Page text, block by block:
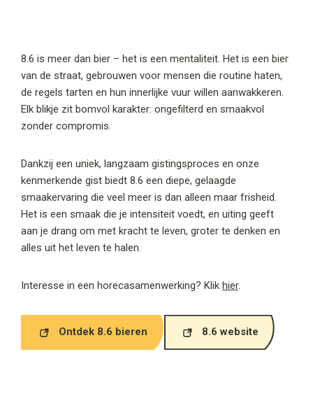
8.6 is meer dan bier – het is een mentaliteit. Het is een bier
van de straat, gebrouwen voor mensen die routine haten,
de regels tarten en hun innerlijke vuur willen aanwakkeren.
Elk blikje zit bomvol karakter: ongefilterd en smaakvol
zonder compromis.
Dankzij een uniek, langzaam gistingsproces en onze
kenmerkende gist biedt 8.6 een diepe, gelaagde
smaakervaring die veel meer is dan alleen maar frisheid.
Het is een smaak die je intensiteit voedt, en uiting geeft
aan je drang om met kracht te leven, groter te denken en
alles uit het leven te halen.
Interesse in een horecasamenwerking? Klik hier.
Ontdek 8.6 bieren 8.6 website